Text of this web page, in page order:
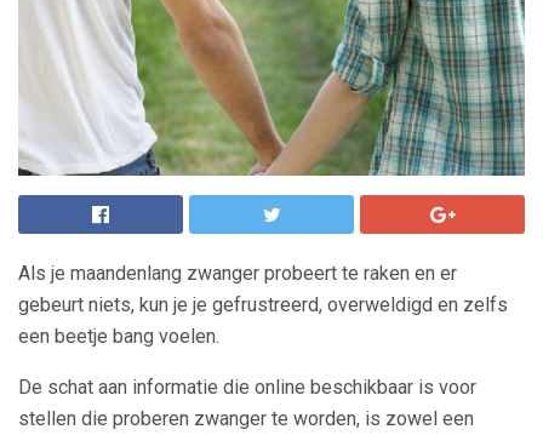
Als je maandenlang zwanger probeert te raken en er
gebeurt niets, kun je je gefrustreerd, overweldigd en zelfs
een beetje bang voelen.
De schat aan informatie die online beschikbaar is voor
stellen die proberen zwanger te worden, is zowel een